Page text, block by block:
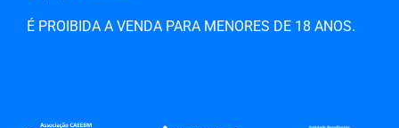
É PROIBIDA A VENDA PARA MENORES DE 18 ANOS.